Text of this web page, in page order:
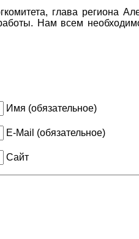
глава региона
Нам всем
Имя (обязательное)
E-Mail (обязательное)
Сайт